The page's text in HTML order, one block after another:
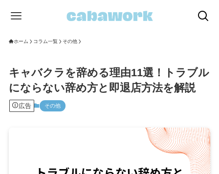
ホーム コラム一覧 その他
キャバクラを辞める理由11選！トラブル
にならない辞め方と即退店方法を解説
広告 その他